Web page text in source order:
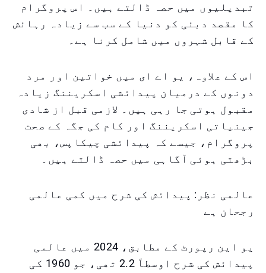
تبدیلیوں میں حصہ ڈالتے ہیں۔ اس پروگرام
کا مقصد دبئی کو دنیا کے سب سے زیادہ رہائش
کے قابل شہروں میں شامل کرنا ہے۔
اس کے علاوہ، یو اے ای میں خواتین اور مرد
دونوں کے درمیان پیدائشی اسکریننگ زیادہ
مقبول ہوتی جا رہی ہیں۔ لازمی قبل از شادی
جینیاتی اسکریننگ اور کام کی جگہ کے صحت
پروگرام، جیسے کہ پیدائشی چیکاپس، بھی
بڑھتی ہوئی آگاہی میں حصہ ڈالتے ہیں۔
عالمی نظر: پیدائش کی شرح میں کمی عالمی
رجحان ہے
یو این رپورٹ کے مطابق، 2024 میں عالمی
پیدائش کی شرح اوسطاً 2.2 تھی، جو 1960 کی